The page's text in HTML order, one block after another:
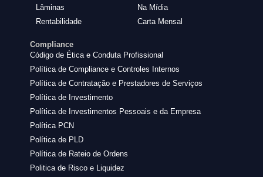
Lâminas
Rentabilidade
Na Mídia
Carta Mensal
Compliance
Código de Ética e Conduta Profissional
Política de Compliance e Controles Internos
Política de Contratação e Prestadores de Serviços
Política de Investimento
Política de Investimentos Pessoais e da Empresa
Política PCN
Política de PLD
Política de Rateio de Ordens
Politica de Risco e Liquidez